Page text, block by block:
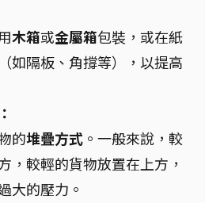
木箱或金屬箱包裝，或在紙
（如隔板、角撐等），以提高
的堆疊方式 。一般來說，較
，較輕的貨物放置在上方，
大的壓力。